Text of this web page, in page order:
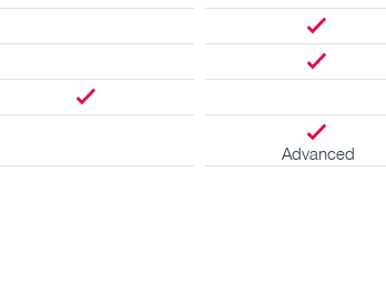
Advanced